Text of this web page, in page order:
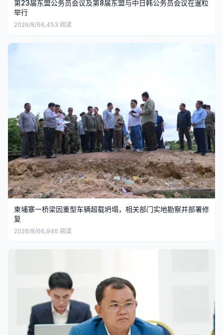
第23届东盟公务员会议及第8届东盟与中日韩公务员会议在暹粒
举行
2026/8/66,453 阅读
柬埔寨一桥梁因重型车辆超载坍塌，相关部门实地勘察并部署修
复
2026/8/66,946 阅读